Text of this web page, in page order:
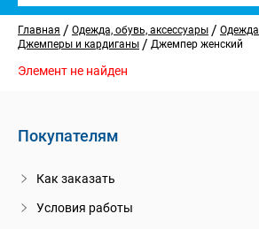
Главная / Одежда, обувь, аксессуары / Одежда
Джемперы и кардиганы / Джемпер женский
Элемент не найден
Покупателям
Как заказать
Условия работы